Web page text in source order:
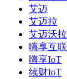
艾迈
艾迈拉
艾迈沃拉
嗨享互联
嗨享IoT
续财IoT